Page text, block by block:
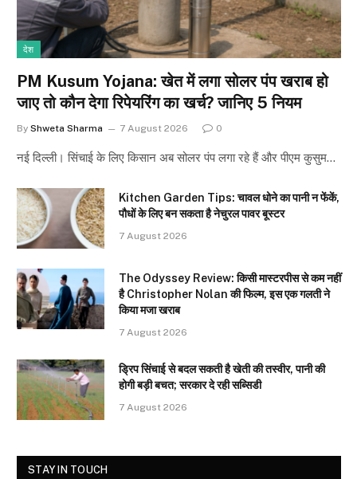
देश
PM Kusum Yojana: खेत में लगा सोलर पंप खराब हो
जाए तो कौन देगा रिपेयरिंग का खर्च? जानिए 5 नियम
By Shweta Sharma 7 August 2026 0
नई दिल्ली। सिंचाई के लिए किसान अब सोलर पंप लगा रहे हैं और पीएम कुसुम…
Kitchen Garden Tips: चावल धोने का पानी न फेंकें,
पौधों के लिए बन सकता है नेचुरल पावर बूस्टर
7 August 2026
The Odyssey Review: किसी मास्टरपीस से कम नहीं
है Christopher Nolan की फिल्म, इस एक गलती ने
किया मजा खराब
7 August 2026
ड्रिप सिंचाई से बदल सकती है खेती की तस्वीर, पानी की
होगी बड़ी बचत; सरकार दे रही सब्सिडी
7 August 2026
STAY IN TOUCH